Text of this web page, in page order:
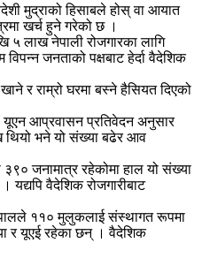
मुद्राको हिसाबले होस् वा आयात
खर्च हुने गरेको छ ।
५ लाख नेपाली रोजगारका लागि
जनताको पक्षबाट हेर्दा वैदेशिक
र राम्रो घरमा बस्ने हैसियत दिएको
यूएन आप्रवासन प्रतिवेदन अनुसार
थियो भने यो संख्या बढेर आव
जनामात्र रहेकोमा हाल यो संख्या
वैदेशिक रोजगारीबाट
११० मुलुकलाई संस्थागत रूपमा
र यूएई रहेका छन् । वैदेशिक